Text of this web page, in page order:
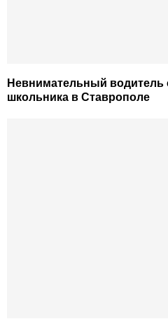
Невнимательный водитель
школьника в Ставрополе